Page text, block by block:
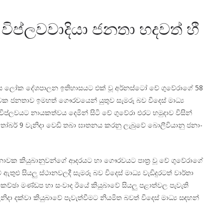
ජනතා හදවත් හී
ලෝක දේශ­පා­ලන ඉති­හා­ස­යට එක් වූ අර්නස්ටෝ චේ ගුවේ­රාගේ 58
ජන­තාව ඉම­හත් ගෞර­ව­යෙන් යුතුව සැමරූ බව විදෙස් මාධ්‍ය
විප්ල­ව­යට නාය­ක­ත්වය දෙමින් සිටි චේ ගුවේරා එරට හමු­දාව විසින්
9 වැනිදා වෙඩි තබා ඝාත­නය කරනු ලැබුවේ බොලී­වි­යානු ජනා­
කියු­බා­නු­වන්ගේ ආද­ර­යට හා ගෞර­ව­යට පාත්‍ර වූ චේ ගුවේ­රාගේ
සියලු ස්ථාන­ව­ලදී සැමරූ බව විදෙස් මාධ්‍ය වැඩි­දු­ර­ටත් වාර්තා
මණ්ඩප හා සංවාද ඊයේ කියු­බාවේ සියලු පළා­ත්වල පැවැති
දක්වා කියු­බාවේ පැවැත්වී­මට නිය­මිත බවත් විදෙස් මාධ්‍ය සඳ­හන්